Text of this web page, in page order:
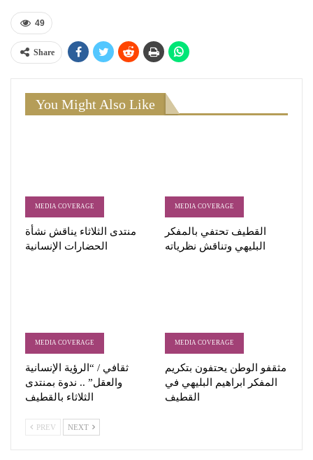
49
Share
You Might Also Like
MEDIA COVERAGE
منتدى الثلاثاء يناقش نشأة
الحضارات الإنسانية
MEDIA COVERAGE
القطيف تحتفي بالمفكر
البليهي وتناقش نظرياته
MEDIA COVERAGE
ثقافي / “الرؤية الإنسانية
والعقل” .. ندوة بمنتدى
الثلاثاء بالقطيف
MEDIA COVERAGE
مثقفو الوطن يحتفون بتكريم
المفكر ابراهيم البليهي في
القطيف
PREV NEXT